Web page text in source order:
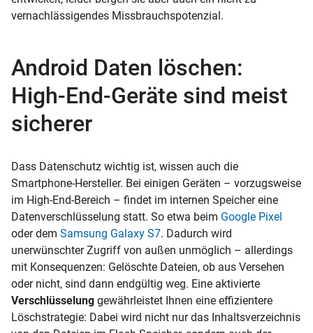
vernachlässigendes Missbrauchspotenzial.
Android Daten löschen:
High-End-Geräte sind meist
sicherer
Dass Datenschutz wichtig ist, wissen auch die
Smartphone-Hersteller. Bei einigen Geräten – vorzugsweise
im High-End-Bereich – findet im internen Speicher eine
Datenverschlüsselung statt. So etwa beim Google Pixel
oder dem Samsung Galaxy S7. Dadurch wird
unerwünschter Zugriff von außen unmöglich – allerdings
mit Konsequenzen: Gelöschte Dateien, ob aus Versehen
oder nicht, sind dann endgültig weg. Eine aktivierte
Verschlüsselung gewährleistet Ihnen eine effizientere
Löschstrategie: Dabei wird nicht nur das Inhaltsverzeichnis